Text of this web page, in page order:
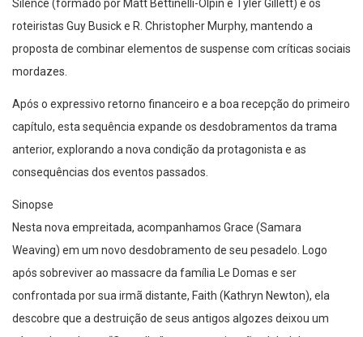
Silence (formado por Matt Bettinelli-Olpin e Tyler Gillett) e os
roteiristas Guy Busick e R. Christopher Murphy, mantendo a
proposta de combinar elementos de suspense com críticas sociais
mordazes.
Após o expressivo retorno financeiro e a boa recepção do primeiro
capítulo, esta sequência expande os desdobramentos da trama
anterior, explorando a nova condição da protagonista e as
consequências dos eventos passados.
Sinopse
Nesta nova empreitada, acompanhamos Grace (Samara
Weaving) em um novo desdobramento de seu pesadelo. Logo
após sobreviver ao massacre da família Le Domas e ser
confrontada por sua irmã distante, Faith (Kathryn Newton), ela
descobre que a destruição de seus antigos algozes deixou um